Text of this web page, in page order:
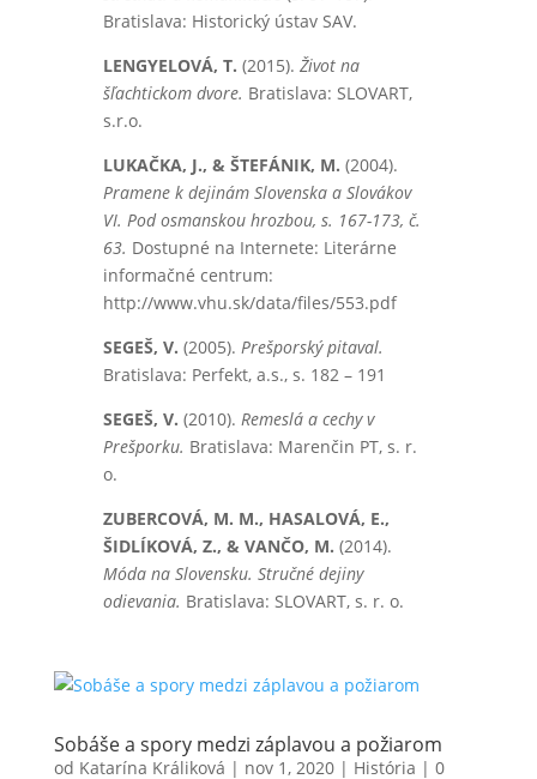
Bratislava: Historický ústav SAV.
LENGYELOVÁ, T. (2015). Život na
šľachtickom dvore. Bratislava: SLOVART,
s.r.o.
LUKAČKA, J., & ŠTEFÁNIK, M. (2004).
Pramene k dejinám Slovenska a Slovákov
VI. Pod osmanskou hrozbou, s. 167-173, č.
63. Dostupné na Internete: Literárne
informačné centrum:
http://www.vhu.sk/data/files/553.pdf
SEGEŠ, V. (2005). Prešporský pitaval.
Bratislava: Perfekt, a.s., s. 182 – 191
SEGEŠ, V. (2010). Remeslá a cechy v
Prešporku. Bratislava: Marenčin PT, s. r.
o.
ZUBERCOVÁ, M. M., HASALOVÁ, E.,
ŠIDLÍKOVÁ, Z., & VANČO, M. (2014).
Móda na Slovensku. Stručné dejiny
odievania. Bratislava: SLOVART, s. r. o.
Sobáše a spory medzi záplavou a požiarom
od Katarína Králiková | nov 1, 2020| História | 0